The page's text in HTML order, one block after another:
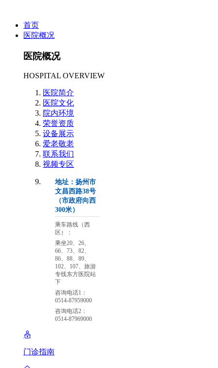
首页
医院概况
医院概况
HOSPITAL OVERVIEW
医院简介
医院文化
院内环境
荣誉资质
设备展示
爱老敬老
联系我们
视频专区
地址：扬州市
文昌西路38号
（市政府向西
300米）
乘车路线（西
区）：
乘坐20、26、
66、73、82、
86、88、89、
102、107、旅游
专线东方医院站
下
咨询电话1：
0514-87959000
咨询电话2：
0514-87969000
门诊指南